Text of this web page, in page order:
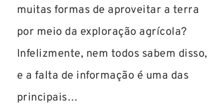
muitas formas de aproveitar a terra
por meio da exploração agrícola?
Infelizmente, nem todos sabem disso,
e a falta de informação é uma das
principais…